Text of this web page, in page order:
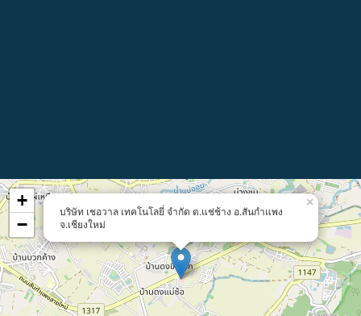
บริษัท เชอวาล เทคโนโลยี่ จำกัด ต.แช่ช้าง อ.สันกำแพง
จ.เชียงใหม่
×
+
−